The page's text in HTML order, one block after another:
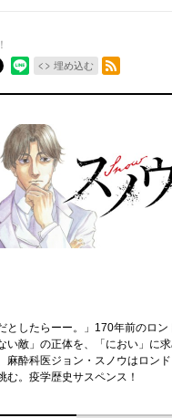
埋め込む
RSSフィード
としたらーー。」170年前のロ
い敵」の正体を、「におい」に
麻酔科医ジョン・スノウはロン
む。疫学歴史サスペンス！